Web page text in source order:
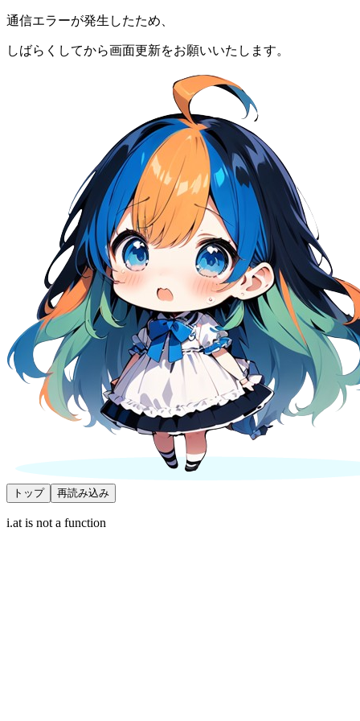
通信エラーが発生したため、
しばらくしてから画面更新をお願いいたします。
トップ 再読み込み
i.at is not a function